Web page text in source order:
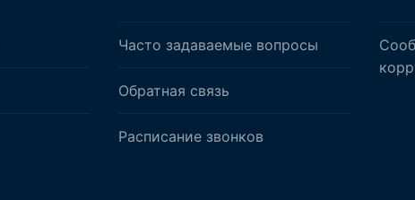
Часто задаваемые вопросы
Обратная связь
Расписание звонков